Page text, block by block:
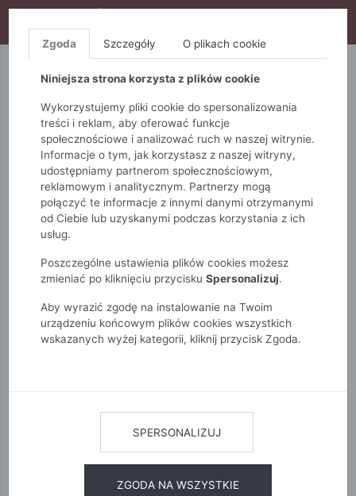
S10), DODATKOWE 15% ZA 3SZT (KOD: S15)
5.10.15. QUIOSQUE
Monnari Zobacz wszystko
Bluzki i t-shirty
T-shirty
Zgoda Szczegóły O plikach cookie
Niniejsza strona korzysta z plików cookie
Wykorzystujemy pliki cookie do spersonalizowania
treści i reklam, aby oferować funkcje
społecznościowe i analizować ruch w naszej witrynie.
Informacje o tym, jak korzystasz z naszej witryny,
udostępniamy partnerom społecznościowym,
reklamowym i analitycznym. Partnerzy mogą
połączyć te informacje z innymi danymi otrzymanymi
od Ciebie lub uzyskanymi podczas korzystania z ich
usług.
Poszczególne ustawienia plików cookies możesz
zmieniać po kliknięciu przycisku Spersonalizuj.
Aby wyrazić zgodę na instalowanie na Twoim
urządzeniu końcowym plików cookies wszystkich
wskazanych wyżej kategorii, kliknij przycisk Zgoda.
SPERSONALIZUJ
ZGODA NA WSZYSTKIE